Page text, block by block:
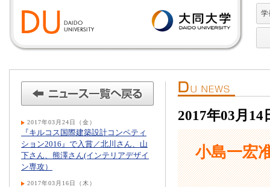
学
2017年03月14
小島一宏
2017年03月24日（金）
『キルコス国際建築設計コンペティ
ション2016』で入賞／北川さん、山
下さん、熊澤さん(インテリアデザイ
ン専攻）
2017年03月16日（木）